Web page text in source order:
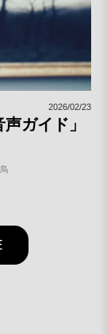
ガイド」
2026/02/23